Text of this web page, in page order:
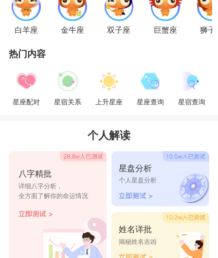
欢的女孩，她会给你提意见，然后帮你追女生。
白羊座 金牛座 双子座 巨蟹座 狮子
热门内容
星座配对 星宿关系 上升星座 星座查询 星宿查询
个人解读
八字精批
详细八字分析，
全方面了解你的命运情况
星盘分析
个人星盘分析
姓名详批
揭秘姓名吉凶